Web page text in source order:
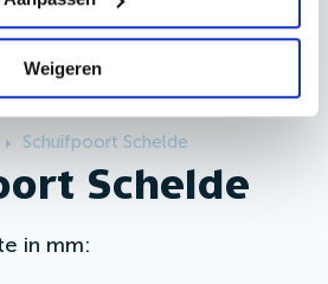
Weigeren
aan dat je
bent.
Schuifpoort Schelde
Schelde
in mm